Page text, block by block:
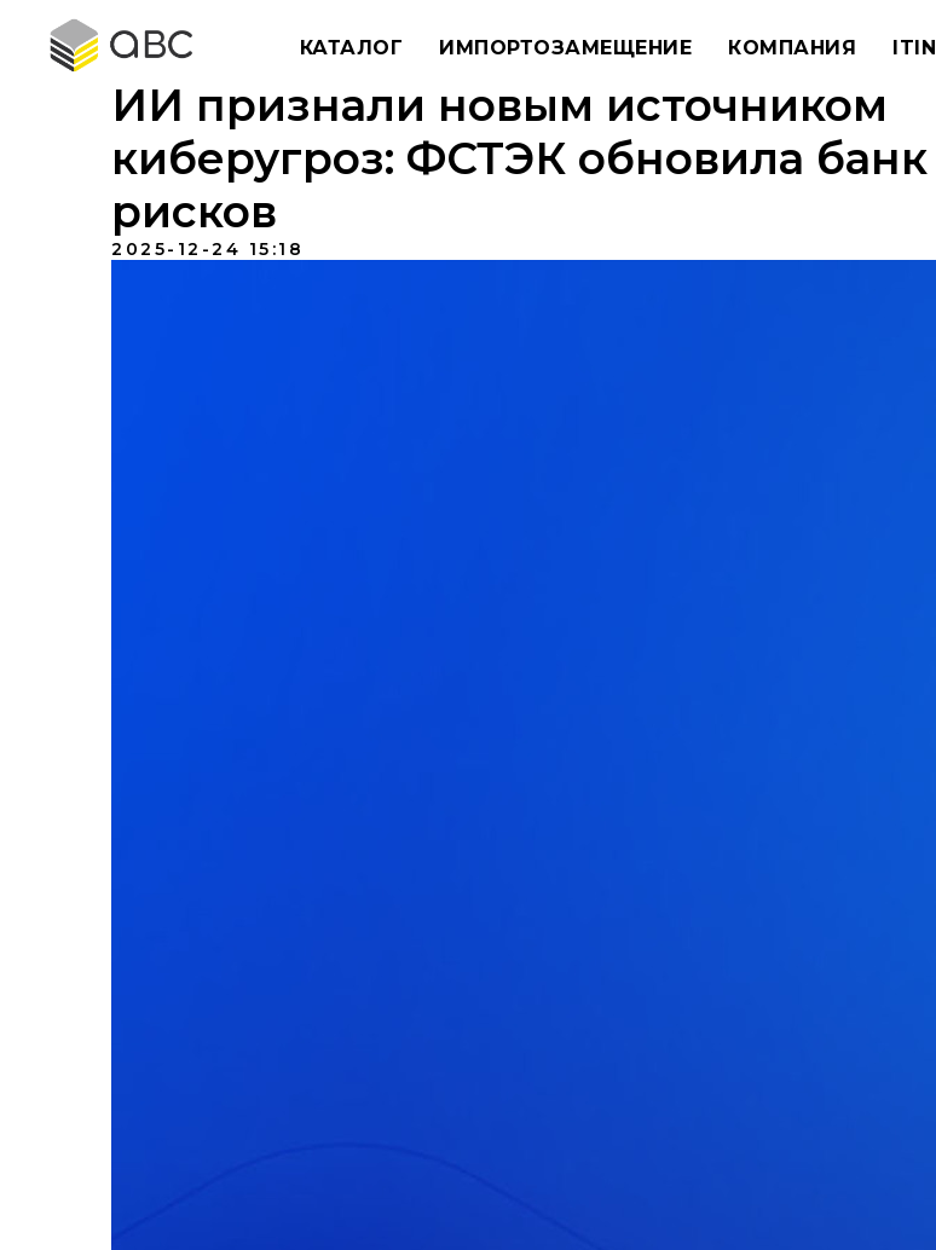
КАТАЛОГ ИМПОРТОЗАМЕЩЕНИЕ КОМПАНИЯ ITIN
ИИ признали новым источником
киберугроз: ФСТЭК обновила банк
рисков
2025-12-24 15:18